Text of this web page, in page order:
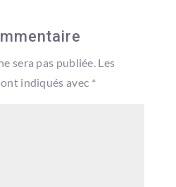
sera pas publiée. Les
indiqués avec *